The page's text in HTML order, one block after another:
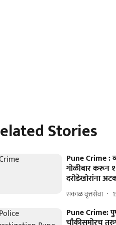
Stories
Pune Crime :
गोळीबार करून
दरोडेखोरांना
सकाळ वृत्तसेवा
Pune Crime: